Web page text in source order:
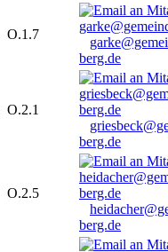
O.1.7
berg.de
O.2.1
berg.de
O.2.5
berg.de